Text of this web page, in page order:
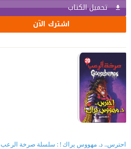
تحميل الكتاب
اشترك الآن
احترس.. د. مهووس يراك ! : سلسلة صرخة الرعب 20